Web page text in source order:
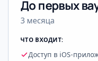
До первых
3 месяца
ЧТО ВХОДИТ:
Доступ в iOS-